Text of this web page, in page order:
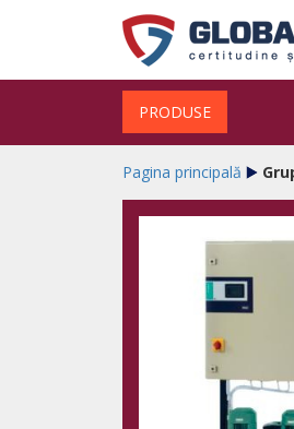
PRODUSE
Pagina principală